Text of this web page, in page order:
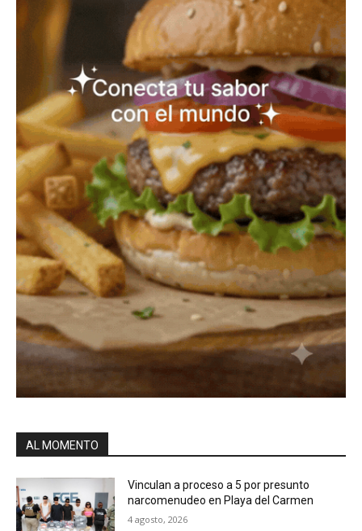
AL MOMENTO
Vinculan a proceso a 5 por presunto
narcomenudeo en Playa del Carmen
4 agosto, 2026